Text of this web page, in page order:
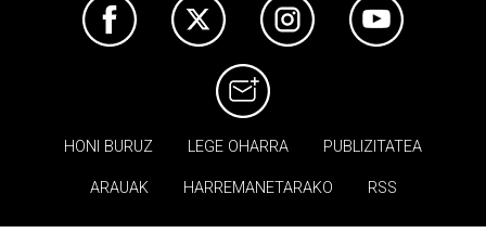
HONI BURUZ LEGE OHARRA PUBLIZITATEA
ARAUAK HARREMANETARAKO RSS